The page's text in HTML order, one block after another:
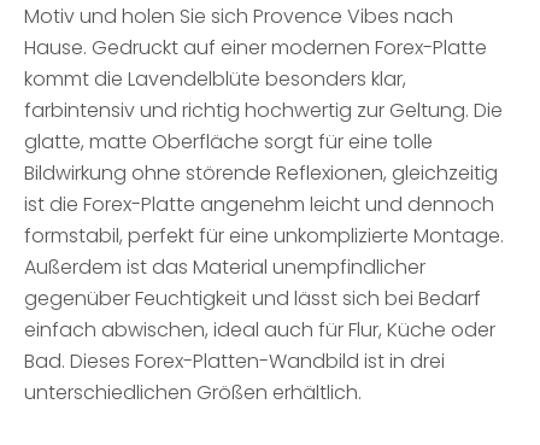
Motiv und holen Sie sich Provence Vibes nach
Hause. Gedruckt auf einer modernen Forex-Platte
kommt die Lavendelblüte besonders klar,
farbintensiv und richtig hochwertig zur Geltung. Die
glatte, matte Oberfläche sorgt für eine tolle
Bildwirkung ohne störende Reflexionen, gleichzeitig
ist die Forex-Platte angenehm leicht und dennoch
formstabil, perfekt für eine unkomplizierte Montage.
Außerdem ist das Material unempfindlicher
gegenüber Feuchtigkeit und lässt sich bei Bedarf
einfach abwischen, ideal auch für Flur, Küche oder
Bad. Dieses Forex-Platten-Wandbild ist in drei
unterschiedlichen Größen erhältlich.